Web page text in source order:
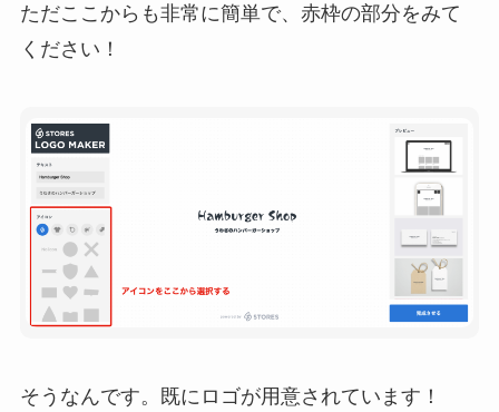
ただここからも非常に簡単で、赤枠の部分をみて
ください！
そうなんです。既にロゴが用意されています！